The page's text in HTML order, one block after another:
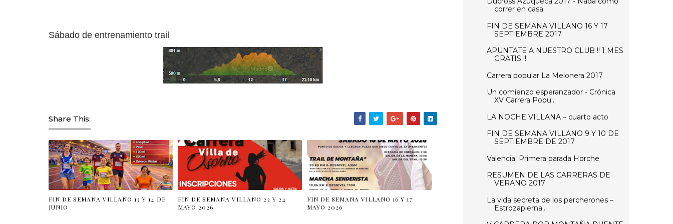
Sábado de entrenamiento trail
Share This:
FIN DE SEMANA VILLANO 13 Y 14 DE
JUNIO
FIN DE SEMANA VILLANO 23 Y 24
MAYO 2026
FIN DE SEMANA VILLANO 16 Y 17
MAYO 2026
correr en casa
FIN DE SEMANA VILLANO 16 Y 17
SEPTIEMBRE 2017
APUNTATE A NUESTRO CLUB !! 1 MES
GRATIS !!
Carrera popular La Melonera 2017
Un comienzo esperanzador - Crónica
XV Carrera Popu...
LA NOCHE VILLANA – cuarto acto
FIN DE SEMANA VILLANO 9 Y 10 DE
SEPTIEMBRE DE 2017
Valencia: Primera parada Horche
RESUMEN DE LAS CARRERAS DE
VERANO 2017
La vida secreta de los percherones –
Estrozapierna...